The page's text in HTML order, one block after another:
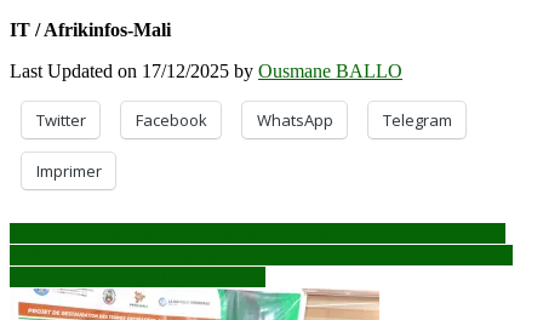
IT / Afrikinfos-Mali
Last Updated on 17/12/2025 by Ousmane BALLO
Twitter Facebook WhatsApp Telegram
Imprimer
Navigation
de
l’article